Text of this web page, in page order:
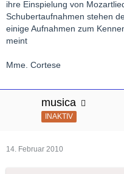
ihre Einspielung von
Schubertaufnahmen stehen
einige Aufnahmen zum
meint
Mme. Cortese
musica
INAKTIV
14. Februar 2010